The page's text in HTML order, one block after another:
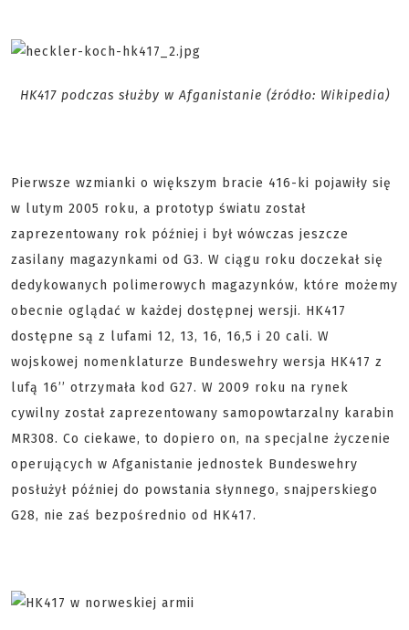
HK417 podczas służby w Afganistanie (źródło: Wikipedia)
Pierwsze wzmianki o większym bracie 416-ki pojawiły się
w lutym 2005 roku, a prototyp światu został
zaprezentowany rok później i był wówczas jeszcze
zasilany magazynkami od G3. W ciągu roku doczekał się
dedykowanych polimerowych magazynków, które możemy
obecnie oglądać w każdej dostępnej wersji. HK417
dostępne są z lufami 12, 13, 16, 16,5 i 20 cali. W
wojskowej nomenklaturze Bundeswehry wersja HK417 z
lufą 16’’ otrzymała kod G27. W 2009 roku na rynek
cywilny został zaprezentowany samopowtarzalny karabin
MR308. Co ciekawe, to dopiero on, na specjalne życzenie
operujących w Afganistanie jednostek Bundeswehry
posłużył później do powstania słynnego, snajperskiego
G28, nie zaś bezpośrednio od HK417.